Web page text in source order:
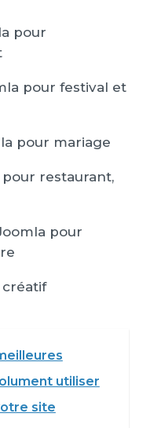
pour
pour festival et
pour mariage
restaurant,
pour
créatif
utiliser
site